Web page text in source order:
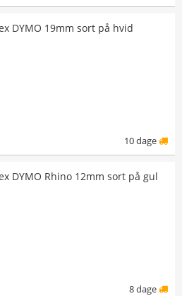
DYMO 19mm sort på hvid
10 dage
DYMO Rhino 12mm sort på gul
8 dage